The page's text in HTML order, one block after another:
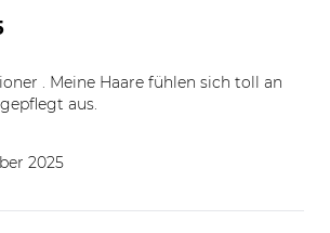
. Meine Haare fühlen sich toll an
aus.
2025